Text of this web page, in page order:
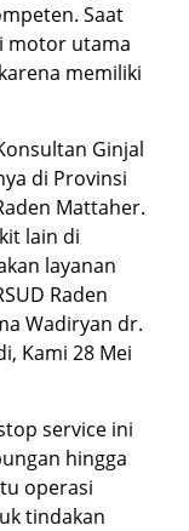
Saat
motor utama
memiliki
Ginjal
di Provinsi
Mattaher.
lain di
layanan
Raden
Wadiryan dr.
Kami 28 Mei
service ini
hingga
operasi
tindakan